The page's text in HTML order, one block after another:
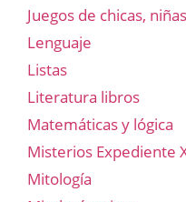
Juegos de chicas,
Lenguaje
Listas
Literatura libros
Matemáticas y lógica
Misterios Expediente
Mitología